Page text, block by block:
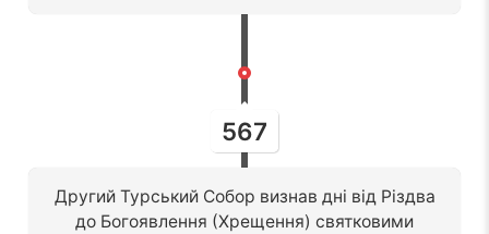
567
Другий Турський Собор визнав дні від Різдва
до Богоявлення (Хрещення) святковими